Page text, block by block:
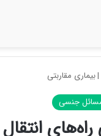
|بیماری مقاربتی
جنسی
راه‌های